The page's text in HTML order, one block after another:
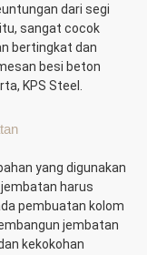
dari segi
sangat cocok
bertingkat dan
besi beton
KPS Steel.
yang digunakan
harus
pembuatan kolom
jembatan
kekokohan